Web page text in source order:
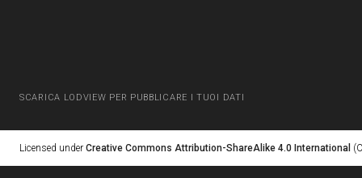
SCARICA LODVIEW PER PUBBLICARE I TUOI DATI
Licensed under Creative Commons Attribution-ShareAlike 4.0 International